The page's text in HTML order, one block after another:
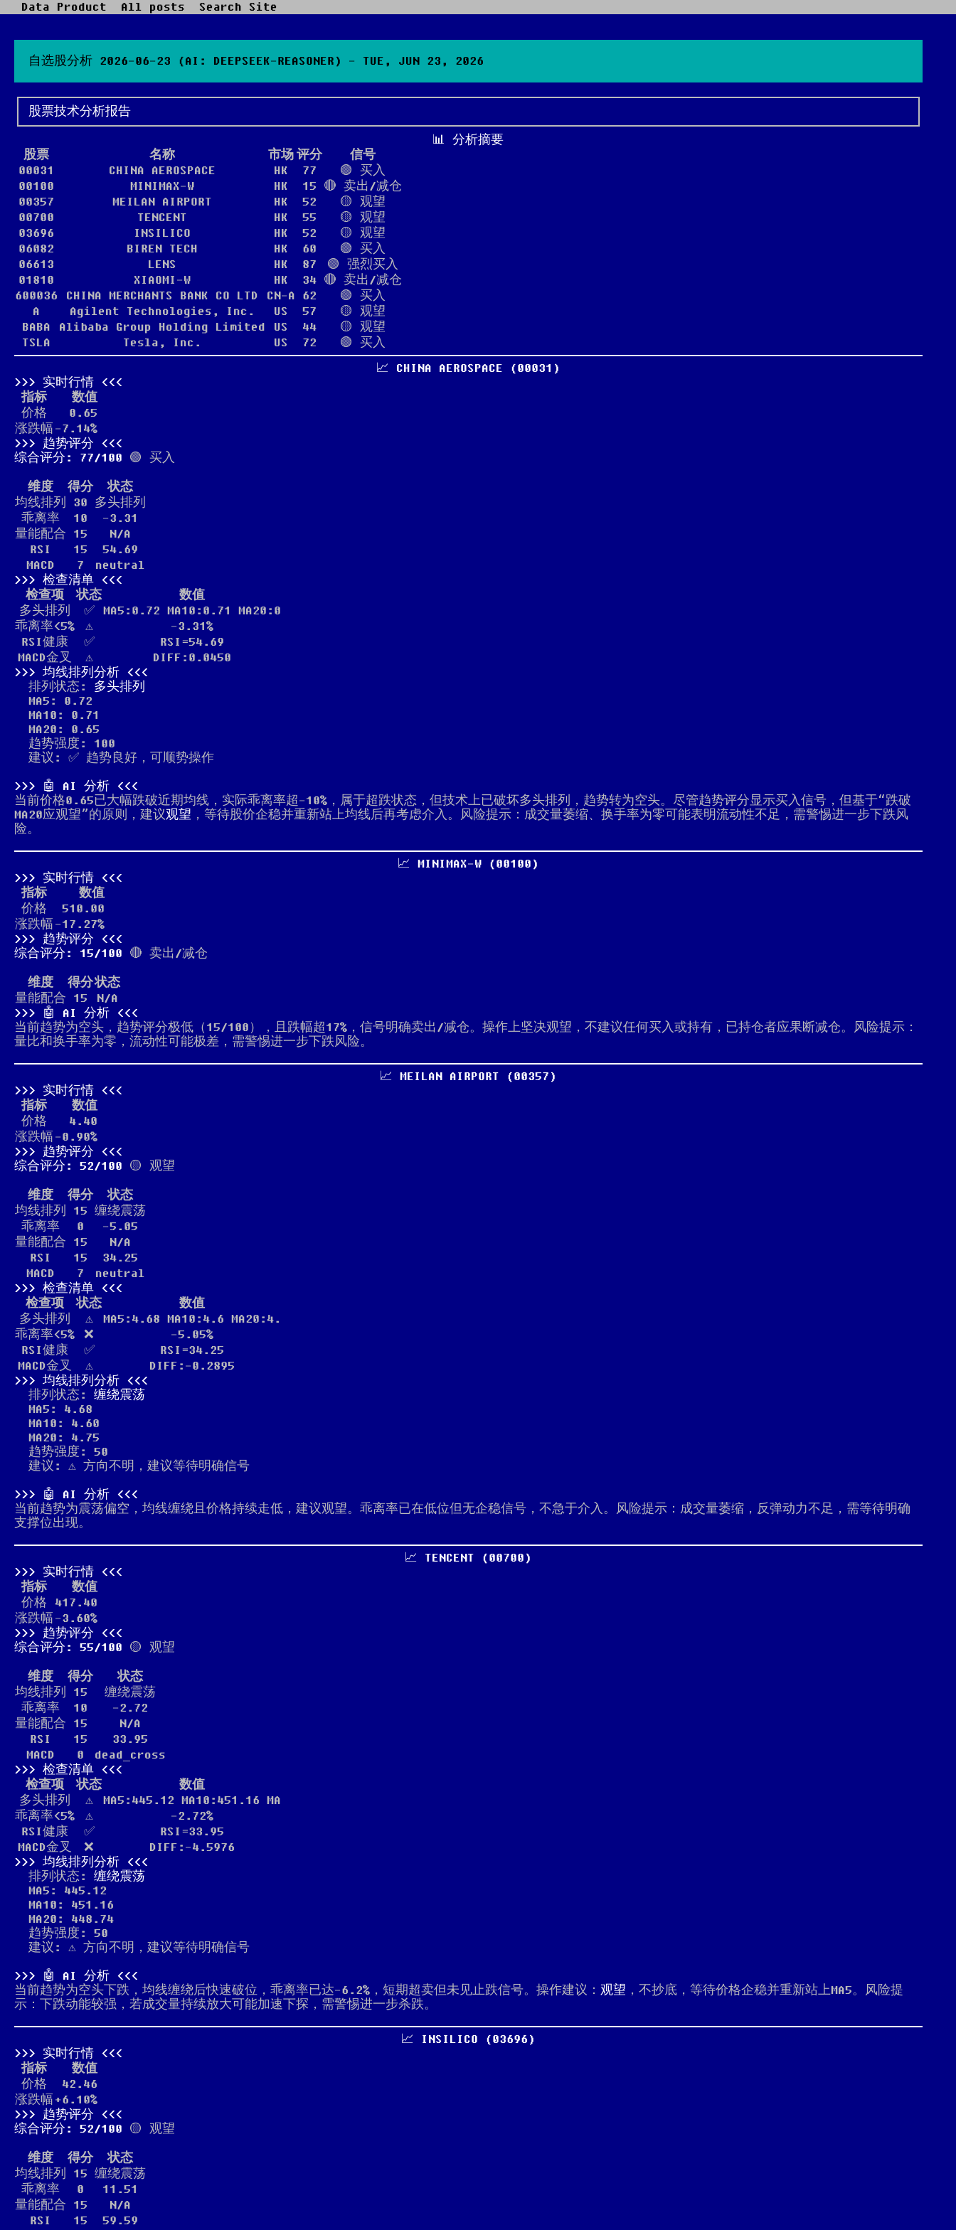
Data Product All posts Search Site
自选股分析 2026-06-23 (AI: DEEPSEEK-REASONER) - TUE, JUN 23, 2026
股票技术分析报告
📊 分析摘要
股票
名称 市场 评分
信号
00031
CHINA AEROSPACE HK 77
🟢 买入
00100
MINIMAX-W HK 15 🔴 卖出/减仓
00357
MEILAN AIRPORT HK 52
🟡 观望
00700
TENCENT HK 55
🟡 观望
03696
INSILICO HK 52
🟡 观望
06082
BIREN TECH HK 60
🟢 买入
06613
LENS HK 87
🟢 强烈买入
01810
XIAOMI-W HK 34 🔴 卖出/减仓
600036
CHINA MERCHANTS BANK CO LTD CN-A 62
🟢 买入
A
Agilent Technologies, Inc. US 57
🟡 观望
BABA
Alibaba Group Holding Limited US 44
🟡 观望
TSLA
Tesla, Inc. US 72
🟢 买入
📈 CHINA AEROSPACE (00031)
实时行情
指标
数值
价格
0.65
涨跌幅 -7.14%
趋势评分
综合评分: 77/100 🟢 买入
维度 得分
状态
均线排列
30 多头排列
乖离率
10
-3.31
量能配合 15
N/A
RSI
15
54.69
MACD
7
neutral
检查清单
检查项
状态
数值
多头排列
✅
MA5:0.72 MA10:0.71 MA20:0
乖离率<5%
⚠️
-3.31%
RSI健康
✅
RSI=54.69
MACD金叉
⚠️
DIFF:0.0450
均线排列分析
排列状态: 多头排列
MA5: 0.72
MA10: 0.71
MA20: 0.65
趋势强度: 100
建议: ✅ 趋势良好，可顺势操作
🤖 AI 分析
当前价格0.65已大幅跌破近期均线，实际乖离率超-10%，属于超跌状态，但技术上已破坏多头排列，趋势转为空头。尽管趋势评分显示买入信号，但基于“跌破
MA20应观望”的原则，建议观望 ，等待股价企稳并重新站上均线后再考虑介入。风险提示：成交量萎缩、换手率为零可能表明流动性不足，需警惕进一步下跌风
险。
📈 MINIMAX-W (00100)
实时行情
指标
数值
价格
510.00
涨跌幅 -17.27%
趋势评分
综合评分: 15/100 🔴 卖出/减仓
维度 得分状态
量能配合 15
N/A
🤖 AI 分析
当前趋势为空头，趋势评分极低（15/100），且跌幅超17%，信号明确卖出/减仓。操作上坚决观望，不建议任何买入或持有，已持仓者应果断减仓。风险提示：
量比和换手率为零，流动性可能极差，需警惕进一步下跌风险。
📈 MEILAN AIRPORT (00357)
实时行情
指标
数值
价格
4.40
涨跌幅 -0.90%
趋势评分
综合评分: 52/100 🟡 观望
维度 得分
状态
均线排列
15 缠绕震荡
乖离率
0
-5.05
量能配合 15
N/A
RSI
15
34.25
MACD
7
neutral
检查清单
检查项
状态
数值
多头排列
⚠️
MA5:4.68 MA10:4.6 MA20:4.
乖离率<5%
❌
-5.05%
RSI健康
✅
RSI=34.25
MACD金叉
⚠️
DIFF:-0.2895
均线排列分析
排列状态: 缠绕震荡
MA5: 4.68
MA10: 4.60
MA20: 4.75
趋势强度: 50
建议: ⚠️ 方向不明，建议等待明确信号
🤖 AI 分析
当前趋势为震荡偏空，均线缠绕且价格持续走低，建议观望。乖离率已在低位但无企稳信号，不急于介入。风险提示：成交量萎缩，反弹动力不足，需等待明确
支撑位出现。
📈 TENCENT (00700)
实时行情
指标
数值
价格
417.40
涨跌幅 -3.60%
趋势评分
综合评分: 55/100 🟡 观望
维度 得分
状态
均线排列
15
缠绕震荡
乖离率
10
-2.72
量能配合 15
N/A
RSI
15
33.95
MACD
0
dead_cross
检查清单
检查项
状态
数值
多头排列
⚠️
MA5:445.12 MA10:451.16 MA
乖离率<5%
⚠️
-2.72%
RSI健康
✅
RSI=33.95
MACD金叉
❌
DIFF:-4.5976
均线排列分析
排列状态: 缠绕震荡
MA5: 445.12
MA10: 451.16
MA20: 448.74
趋势强度: 50
建议: ⚠️ 方向不明，建议等待明确信号
🤖 AI 分析
当前趋势为空头下跌，均线缠绕后快速破位，乖离率已达-6.2%，短期超卖但未见止跌信号。操作建议： 观望 ，不抄底，等待价格企稳并重新站上MA5。风险提
示：下跌动能较强，若成交量持续放大可能加速下探，需警惕进一步杀跌。
📈 INSILICO (03696)
实时行情
指标
数值
价格
42.46
涨跌幅 +6.10%
趋势评分
综合评分: 52/100 🟡 观望
维度 得分
状态
均线排列
15 缠绕震荡
乖离率
0
11.51
量能配合 15
N/A
RSI
15
59.59